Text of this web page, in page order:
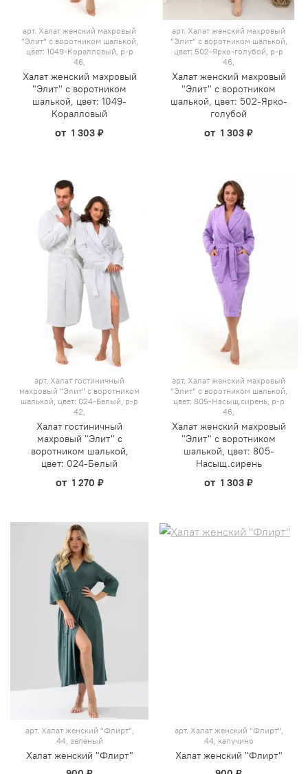
арт. Халат женский махровый
"Элит" с воротником шалькой,
цвет: 1049-Коралловый, р-р
46,
Халат женский махровый
"Элит" с воротником
шалькой, цвет: 1049-
Коралловый
от 1 303 ₽
арт. Халат женский махровый
"Элит" с воротником шалькой,
цвет: 502-Ярко-голубой, р-р
46,
Халат женский махровый
"Элит" с воротником
шалькой, цвет: 502-Ярко-
голубой
от 1 303 ₽
арт. Халат гостиничный
махровый "Элит" с воротником
шалькой, цвет: 024-Белый, р-р
42,
Халат гостиничный
махровый "Элит" с
воротником шалькой,
цвет: 024-Белый
от 1 270 ₽
арт. Халат женский махровый
"Элит" с воротником шалькой,
цвет: 805-Насыщ.сирень, р-р
46,
Халат женский махровый
"Элит" с воротником
шалькой, цвет: 805-
Насыщ.сирень
от 1 303 ₽
арт. Халат женский "Флирт",
44, зеленый
Халат женский "Флирт"
арт. Халат женский "Флирт",
44, капучино
Халат женский "Флирт"